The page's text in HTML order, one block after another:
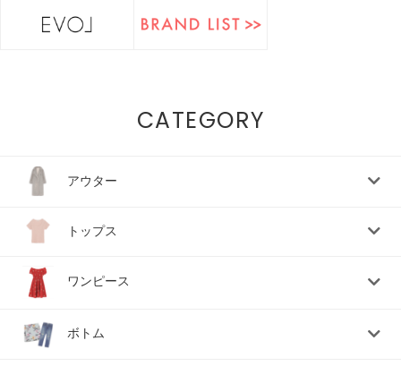
CATEGORY
アウター
トップス
ワンピース
ボトム